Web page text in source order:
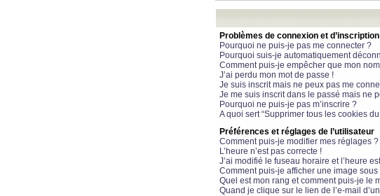
Problèmes de connexion et d’inscription
Pourquoi ne puis-je pas me connecter ?
Pourquoi suis-je automatiquement
Comment puis-je empêcher que mon
J’ai perdu mon mot de passe !
Je suis inscrit mais ne peux pas me
Je me suis inscrit dans le passé mais ne
Pourquoi ne puis-je pas m’inscrire ?
A quoi sert “Supprimer tous les cookies du
Préférences et réglages de l’utilisateur
Comment puis-je modifier mes réglages ?
L’heure n’est pas correcte !
J’ai modifié le fuseau horaire et l’heure
Comment puis-je afficher une image sous
Quel est mon rang et comment puis-je le
Quand je clique sur le lien de l’e-mail